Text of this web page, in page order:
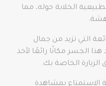
الخلابة حوله، مما
التي تزيد من جمال
الجسر مكانًا رائعًا لأخذ
الزيارة الخاصة بك.
بمشاهدة